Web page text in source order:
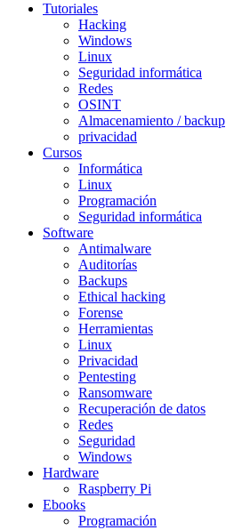
Tutoriales
Hacking
Windows
Linux
Seguridad informática
Redes
OSINT
Almacenamiento / backup
privacidad
Cursos
Informática
Linux
Programación
Seguridad informática
Software
Antimalware
Auditorías
Backups
Ethical hacking
Forense
Herramientas
Linux
Privacidad
Pentesting
Ransomware
Recuperación de datos
Redes
Seguridad
Windows
Hardware
Raspberry Pi
Ebooks
Programación